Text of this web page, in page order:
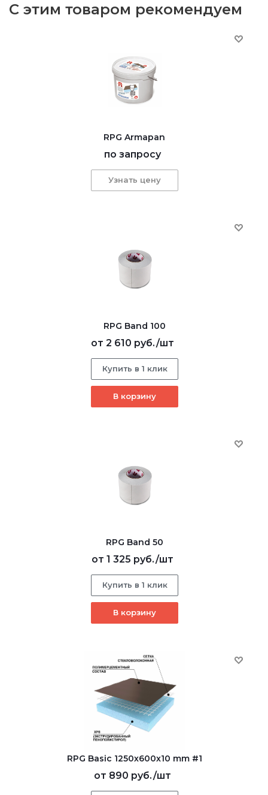
С этим товаром рекомендуем
RPG Armapan
по запросу
Узнать цену
RPG Band 100
от 2 610 руб./шт
Купить в 1 клик
В корзину
RPG Band 50
от 1 325 руб./шт
Купить в 1 клик
В корзину
RPG Basic 1250х600х10 mm #1
от 890 руб./шт